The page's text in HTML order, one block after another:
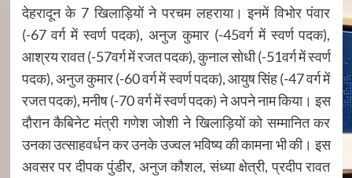
देहरादून के 7 खिलाड़ियों ने परचम लहराया। इनमें विभोर पंवार
(-67 वर्ग में स्वर्ण पदक), अनुज कुमार (-45वर्ग में स्वर्ण पदक),
आश्रय रावत (-57वर्ग में रजत पदक), कुनाल सोधी (-51वर्ग में स्वर्ण
पदक), अनुज कुमार (-60 वर्ग में स्वर्ण पदक), आयुष सिंह (-47 वर्ग में
रजत पदक), मनीष (-70 वर्ग में स्वर्ण पदक) ने अपने नाम किया। इस
दौरान कैबिनेट मंत्री गणेश जोशी ने खिलाड़ियों को सम्मानित कर
उनका उत्साहवर्धन कर उनके उज्वल भविष्य की कामना भी की। इस
अवसर पर दीपक पुंडीर, अनुज कौशल, संध्या क्षेत्री, प्रदीप रावत